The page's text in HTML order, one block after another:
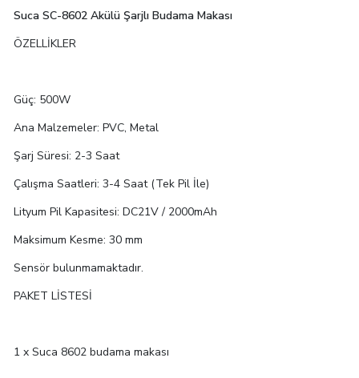
Suca SC-8602 Akülü Şarjlı Budama Makası
ÖZELLİKLER
Güç: 500W
Ana Malzemeler: PVC, Metal
Şarj Süresi: 2-3 Saat
Çalışma Saatleri: 3-4 Saat (Tek Pil İle)
Lityum Pil Kapasitesi: DC21V / 2000mAh
Maksimum Kesme: 30 mm
Sensör bulunmamaktadır.
PAKET LİSTESİ
1 x Suca 8602 budama makası